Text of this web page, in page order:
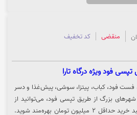
منقضی کد تخفیف
فست فود، کباب، پیتزا، سوشی، پیش‌غذا و دسر
شهرهای بزرگ از طریق تپسی فود، می‌توانید از
5۰۰ هزار تومان تخفیف، با سبد خرید حداقل 2 میلیون تومان بهره‌مند شوید.